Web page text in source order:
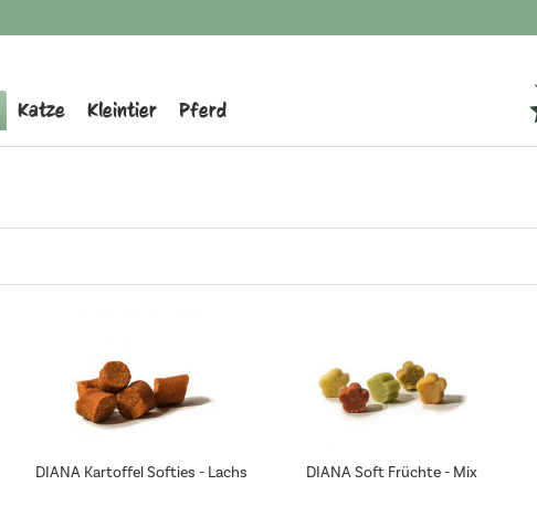
Katze Kleintier Pferd
DIANA Kartoffel Softies - Lachs DIANA Soft Früchte - Mix